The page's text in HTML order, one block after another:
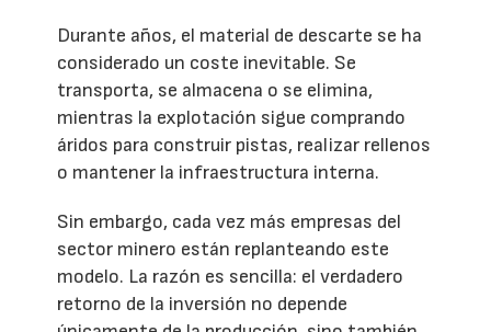
Durante años, el material de descarte se ha
considerado un coste inevitable. Se
transporta, se almacena o se elimina,
mientras la explotación sigue comprando
áridos para construir pistas, realizar rellenos
o mantener la infraestructura interna.
Sin embargo, cada vez más empresas del
sector minero están replanteando este
modelo. La razón es sencilla: el verdadero
retorno de la inversión no depende